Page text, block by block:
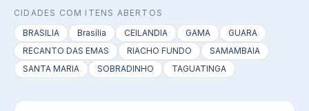
CIDADES COM ITENS ABERTOS
BRASILIA
Brasília CEILANDIA GAMA
GUARA
RECANTO DAS EMAS
RIACHO FUNDO
SAMAMBAIA
SANTA MARIA
SOBRADINHO TAGUATINGA